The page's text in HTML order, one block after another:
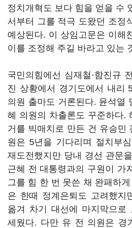
정치개혁도 보다 힘을 얻을 수
서부터 그를 적극 도왔던 조정
예상된다. 이 상임고문은 이해
이를 조정해 주길 바라고 있는
국민의힘에선 심재철·함진규
진 상황에서 경기도에서 내리
의원 출마도 거론된다. 윤석열
혜 의원의 차출론도 꾸준하다.
거를 빅매치로 만든 건 유승민
원은 5년을 기다리며 절치부
재도전했지만 당내 경선 관문
근혜 전 대통령과의 구원이 가
그를 힘 한 번 못쓴 채 완패하
은 한때 정계은퇴도 고려했지
옮겨 차기 대선에 마지막으로
세웠다. 다만 유 전 의원은 경